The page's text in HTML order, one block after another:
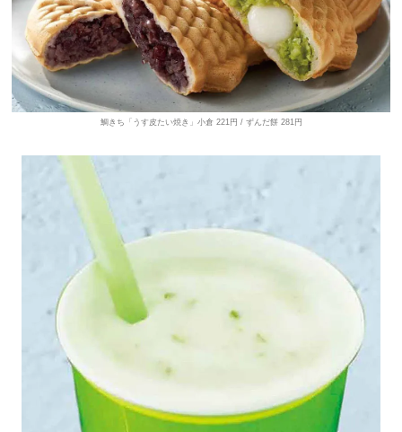
鯛きち「うす皮たい焼き」小倉 221円 / ずんだ餅 281円